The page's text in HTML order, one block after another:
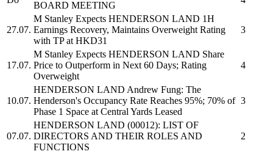
BOARD MEETING
27.07.
M Stanley Expects HENDERSON LAND 1H
Earnings Recovery, Maintains Overweight Rating
with TP at HKD31
3
17.07.
M Stanley Expects HENDERSON LAND Share
Price to Outperform in Next 60 Days; Rating
Overweight
4
10.07.
HENDERSON LAND Andrew Fung: The
Henderson's Occupancy Rate Reaches 95%; 70% of
Phase 1 Space at Central Yards Leased
3
07.07.
HENDERSON LAND (00012): LIST OF
DIRECTORS AND THEIR ROLES AND
FUNCTIONS
2